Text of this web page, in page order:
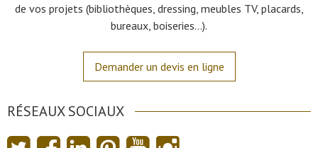
de vos projets (bibliothèques, dressing, meubles TV, placards,
bureaux, boiseries…).
Demander un devis en ligne
RÉSEAUX SOCIAUX